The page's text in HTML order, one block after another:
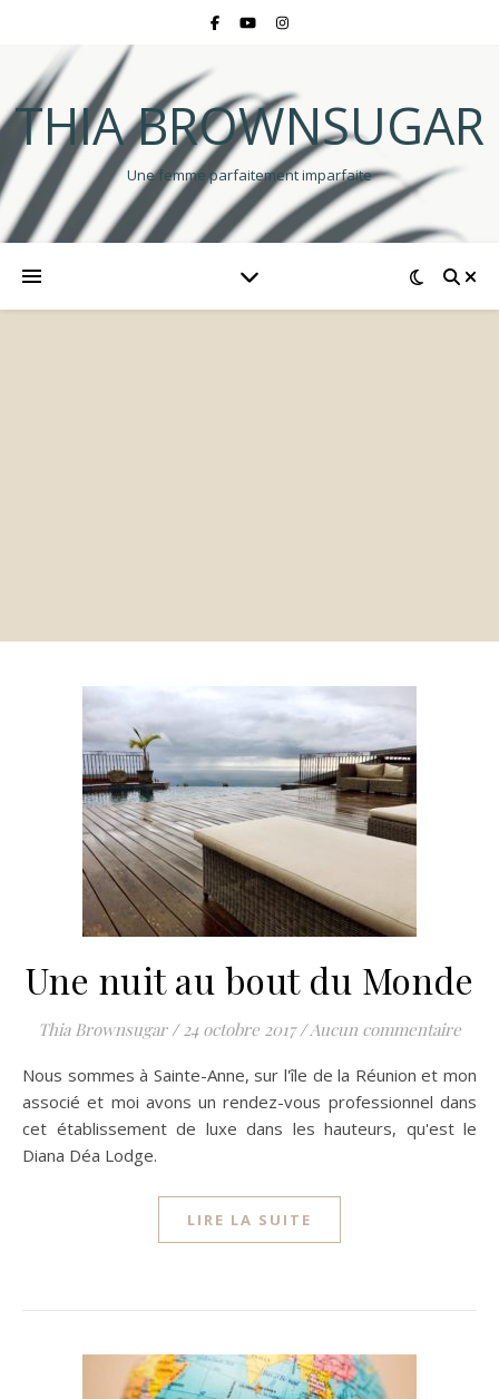
THIA BROWNSUGAR
Une femme parfaitement imparfaite
Une nuit au bout du Monde
Thia Brownsugar / 24 octobre 2017 /Aucun commentaire
Nous sommes à Sainte-Anne, sur l'île de la Réunion et mon
associé et moi avons un rendez-vous professionnel dans
cet établissement de luxe dans les hauteurs, qu'est le
Diana Déa Lodge.
LIRE LA SUITE